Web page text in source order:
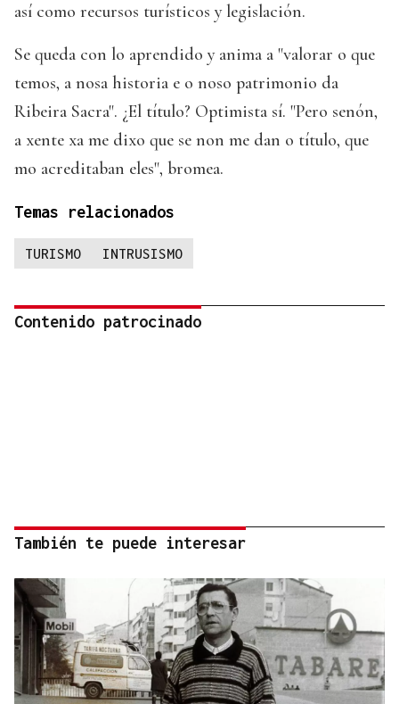
así como recursos turísticos y legislación.
Se queda con lo aprendido y anima a "valorar o que
temos, a nosa historia e o noso patrimonio da
Ribeira Sacra". ¿El título? Optimista sí. "Pero senón,
a xente xa me dixo que se non me dan o título, que
mo acreditaban eles", bromea.
Temas relacionados
TURISMO INTRUSISMO
Contenido patrocinado
También te puede interesar